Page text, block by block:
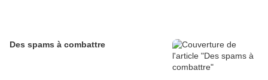
Des spams à combattre